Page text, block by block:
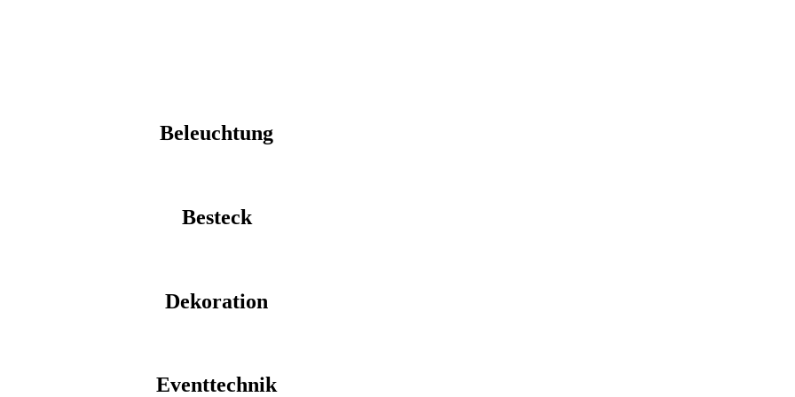
Beleuchtung
Besteck
Dekoration
Eventtechnik